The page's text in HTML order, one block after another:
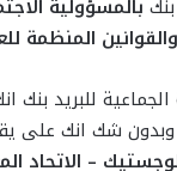
بالمسؤولية
المنظمة
للبريد بنك
وبدون شك انك على
– الاتحاد